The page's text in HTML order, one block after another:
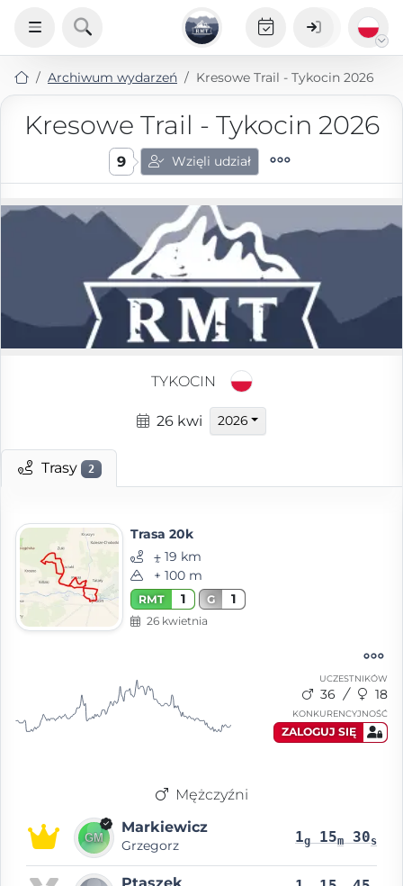
Archiwum wydarzeń Kresowe Trail - Tykocin 2026
Kresowe Trail - Tykocin 2026
9 Wzięli udział
TYKOCIN
26 kwi 2026
Trasy 2
Trasa 20k
⨦ 19 km
+ 100 m
RMT 1 G 1
26 kwietnia
UCZESTNIKÓW
36 18
KONKURENCYJNOŚĆ
ZALOGUJ SIĘ
Mężczyźni
Markiewicz
Grzegorz 1g 15m 30s